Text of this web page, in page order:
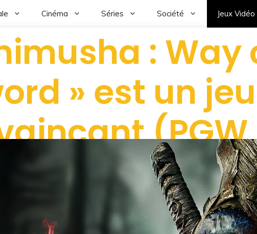
Cinéma Séries Société Jeux Vidéo
: Way
» est un